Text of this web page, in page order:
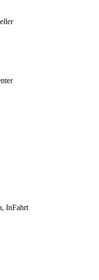
InFahrt